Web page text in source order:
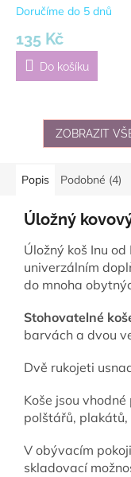
Doručíme do 5 dnů
135 Kč
Do košíku
ZOBRAZIT
Popis Podobné (4)
Úložný
Úložný koš Inu
univerzálním
do mnoha
Stohovatelné
barvách a dvou
Dvě rukojeti
Koše jsou
polštářů, plakátů,
V obývacím
skladovací